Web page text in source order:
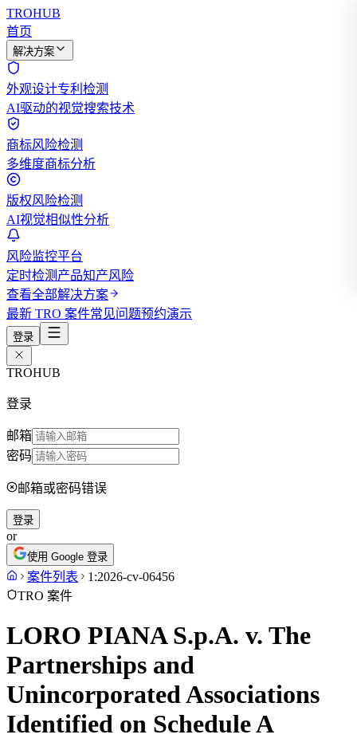
TROHUB
首页
解决方案
外观设计专利检测
AI驱动的视觉搜索技术
商标风险检测
多维度商标分析
版权风险检测
AI视觉相似性分析
风险监控平台
定时检测产品知产风险
查看全部解决方案
最新 TRO 案件常见问题预约演示
登录
TROHUB
登录
邮箱
密码
邮箱或密码错误
登录
or
使用 Google 登录
案件列表
1:2026-cv-06456
TRO 案件
LORO PIANA S.p.A. v. The
Partnerships and
Unincorporated Associations
Identified on Schedule A